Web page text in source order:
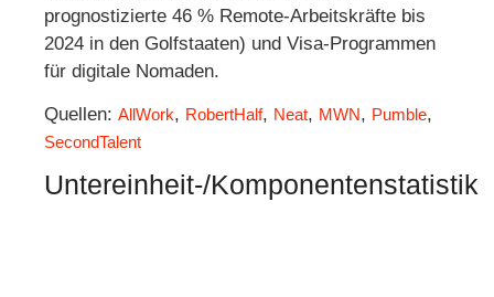
prognostizierte 46 % Remote-Arbeitskräfte bis
2024 in den Golfstaaten) und Visa-Programmen
für digitale Nomaden.
Quellen: AllWork, RobertHalf, Neat, MWN, Pumble,
SecondTalent
Untereinheit-/Komponentenstatistik